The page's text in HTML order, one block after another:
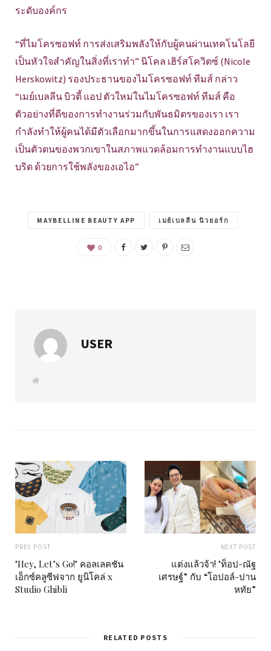
ระดับองค์กร
“ที่ไมโครซอฟท์ การส่งเสริมพลังให้กับผู้คนผ่านเทคโนโลยี
เป็นหัวใจสำคัญในสิ่งที่เราทำ” นิโคล เฮิร์สโควิตซ์ (Nicole
Herskowitz) รองประธานของไมโครซอฟท์ ทีมส์ กล่าว
“เมย์เบลลีน บิวตี้ แอป ตัวใหม่ในไมโครซอฟท์ ทีมส์ คือ
ตัวอย่างที่ดีของการทำงานร่วมกับพันธมิตรของเรา เรา
กำลังทำให้ผู้คนได้มีตัวเลือกมากขึ้นในการแสดงออกความ
เป็นตัวตนของพวกเขาในสภาพแวดล้อมการทำงานแบบไฮ
บริด ด้วยการใช้พลังของเอไอ”
MAYBELLINE BEAUTY APP เมย์เบลลีน นิวยอร์ก
0
USER
W
PREV POST
"Hey, Let’s Go!" คอลเลคชัน
เอ็กซ์คลูซีฟจาก ยูนิโคล่ x
Studio Ghibli
NEXT POST
แต่งแล้วจ้า! "ท็อป-ณัฐ
เศรษฐ์” กับ “โอปอล์-ปาน
หทัย”
RELATED POSTS